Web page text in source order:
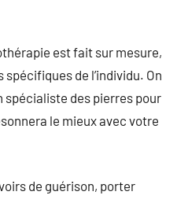
est fait sur mesure,
de l’individu. On
spécialiste des pierres pour
le mieux avec votre
de guérison, porter